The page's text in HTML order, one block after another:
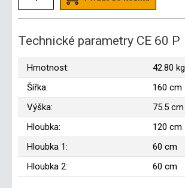
Technické parametry CE 60 P
Hmotnost:
42.80 kg
Šířka:
160 cm
Výška:
75.5 cm
Hloubka:
120 cm
Hloubka 1:
60 cm
Hloubka 2:
60 cm